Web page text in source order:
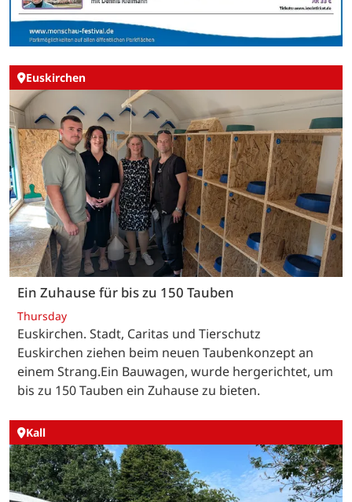
Euskirchen
Ein Zuhause für bis zu 150 Tauben
Thursday
Euskirchen. Stadt, Caritas und Tierschutz
Euskirchen ziehen beim neuen Taubenkonzept an
einem Strang.Ein Bauwagen, wurde hergerichtet, um
bis zu 150 Tauben ein Zuhause zu bieten.
Kall